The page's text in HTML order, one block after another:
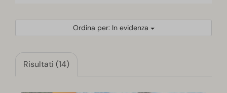
Ordina per: In evidenza
Risultati (14)